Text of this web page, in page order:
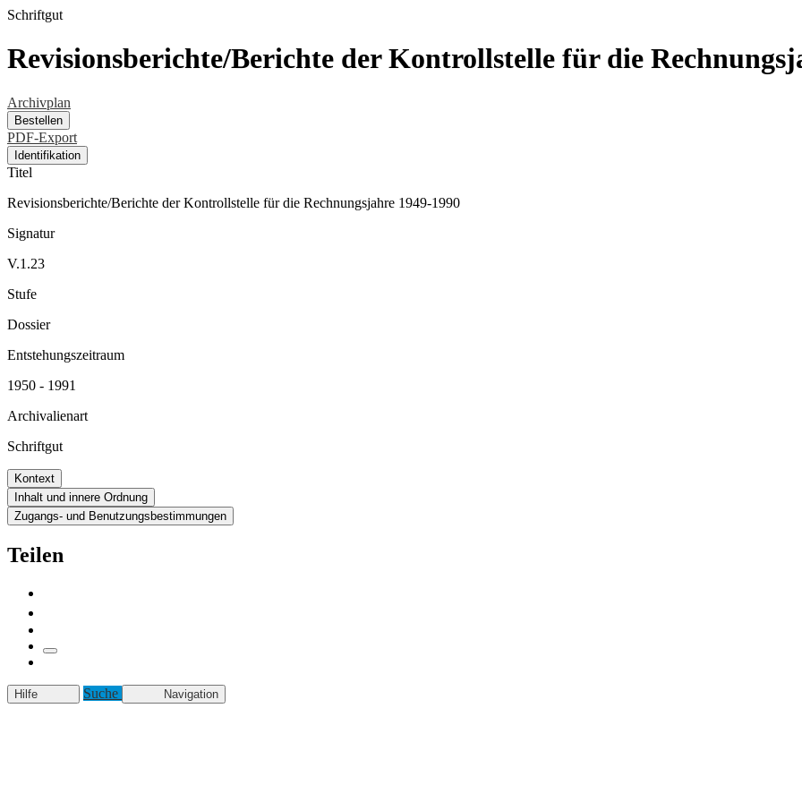
Schriftgut
Revisionsberichte/Berichte der Kontrollstelle für die
Archivplan
Bestellen
PDF-Export
Identifikation
Titel
Revisionsberichte/Berichte der Kontrollstelle für die Rechnungsjahre 1949-1990
Signatur
V.1.23
Stufe
Dossier
Entstehungszeitraum
1950 - 1991
Archivalienart
Schriftgut
Kontext
Inhalt und innere Ordnung
Zugangs- und Benutzungsbestimmungen
Teilen
Hilfe Suche Navigation